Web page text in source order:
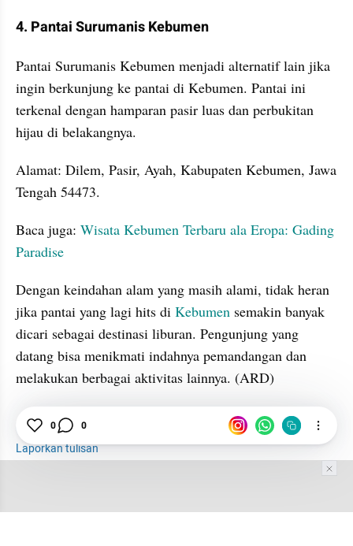
4. Pantai Surumanis Kebumen
Pantai Surumanis Kebumen menjadi alternatif lain jika
ingin berkunjung ke pantai di Kebumen. Pantai ini
terkenal dengan hamparan pasir luas dan perbukitan
hijau di belakangnya.
Alamat: Dilem, Pasir, Ayah, Kabupaten Kebumen, Jawa
Tengah 54473.
Baca juga: Wisata Kebumen Terbaru ala Eropa: Gading
Paradise
Dengan keindahan alam yang masih alami, tidak heran
jika pantai yang lagi hits di Kebumen semakin banyak
dicari sebagai destinasi liburan. Pengunjung yang
datang bisa menikmati indahnya pemandangan dan
melakukan berbagai aktivitas lainnya. (ARD)
Rekomendasi
Laporkan tulisan
0 0